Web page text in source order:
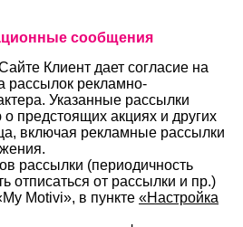
сообщения
Клиент дает согласие на
рассылок рекламно-
Указанные рассылки
предстоящих акциях и других
включая рекламные рассылки
рассылки (периодичность
отписаться от рассылки и пр.)
Motivi», в пункте «Настройка